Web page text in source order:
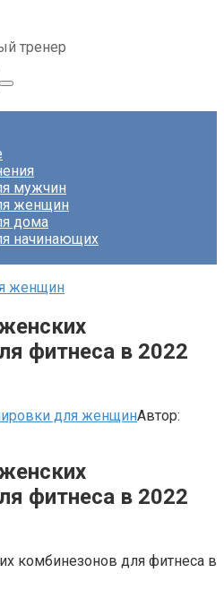
тренер
мужчин
женщин
дома
начинающих
женщин
фитнеса в 2022
для женщинАвтор:
фитнеса в 2022